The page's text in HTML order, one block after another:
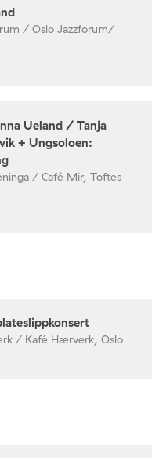
/ Oslo Jazzforum/
Ueland / Tanja
+ Ungsoloen:
/ Café Mir, Toftes
/ Kafé Hærverk, Oslo